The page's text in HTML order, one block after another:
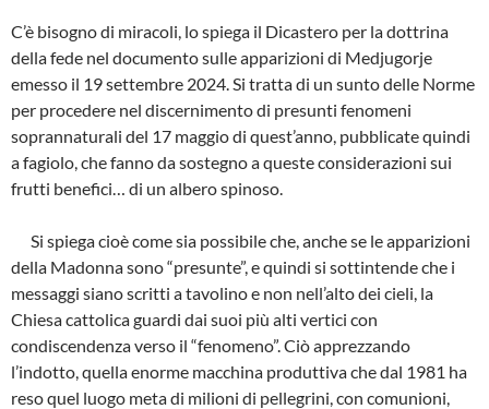
C’è bisogno di miracoli, lo spiega il Dicastero per la dottrina
della fede nel documento sulle apparizioni di Medjugorje
emesso il 19 settembre 2024. Si tratta di un sunto delle Norme
per procedere nel discernimento di presunti fenomeni
soprannaturali del 17 maggio di quest’anno, pubblicate quindi
a fagiolo, che fanno da sostegno a queste considerazioni sui
frutti benefici… di un albero spinoso.
Si spiega cioè come sia possibile che, anche se le apparizioni
della Madonna sono “presunte”, e quindi si sottintende che i
messaggi siano scritti a tavolino e non nell’alto dei cieli, la
Chiesa cattolica guardi dai suoi più alti vertici con
condiscendenza verso il “fenomeno”. Ciò apprezzando
l’indotto, quella enorme macchina produttiva che dal 1981 ha
reso quel luogo meta di milioni di pellegrini, con comunioni,